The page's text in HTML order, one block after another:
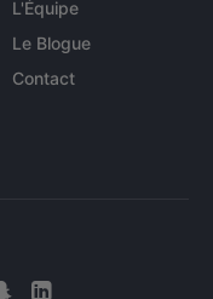
L'Équipe
Le Blogue
Contact